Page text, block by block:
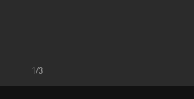
1/3